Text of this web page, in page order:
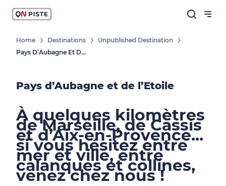
Home Destinations
Unpublished Destination
Pays D’Aubagne Et De L’Etoile
Pays d’Aubagne et de l’Etoile
À quelques kilomètres
de Marseille, de Cassis
et d’Aix-en-Provence...
si vous hésitez entre
mer et ville, entre
calanques et collines,
venez chez nous !